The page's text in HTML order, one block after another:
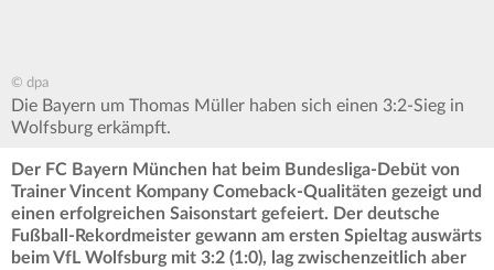
© dpa
Die Bayern um Thomas Müller haben sich einen 3:2-Sieg in
Wolfsburg erkämpft.
Der FC Bayern München hat beim Bundesliga-Debüt von
Trainer Vincent Kompany Comeback-Qualitäten gezeigt und
einen erfolgreichen Saisonstart gefeiert. Der deutsche
Fußball-Rekordmeister gewann am ersten Spieltag auswärts
beim VfL Wolfsburg mit 3:2 (1:0), lag zwischenzeitlich aber